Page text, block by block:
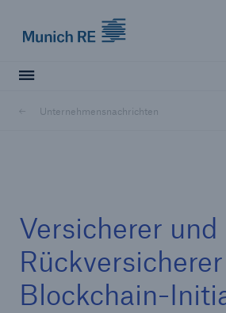
Unternehmensnachrichten
Versicherer und
Blockchain-